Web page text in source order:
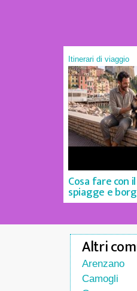
Itinerari di viaggio
Cosa fare con
spiagge e
Altri
Arenzano
Camogli